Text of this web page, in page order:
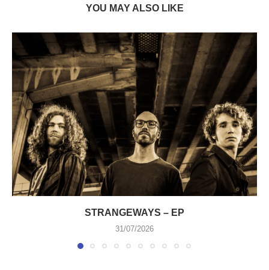
YOU MAY ALSO LIKE
STRANGEWAYS – EP
31/07/2026